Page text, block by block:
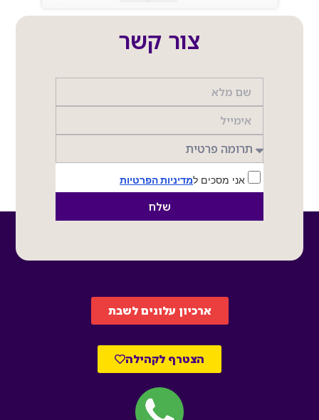
צור קשר
אני מסכים למדיניות הפרטיות
שלח
ארכיון עלונים לשבת
הצטרף לקהילה